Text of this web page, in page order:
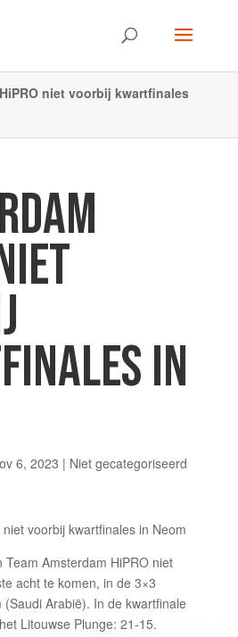
niet voorbij kwartfinales
IN
6, 2023 | Niet gecategoriseerd
Team Amsterdam HiPRO niet
acht te komen, in de 3×3
Arabië). In de kwartfinale
Litouwse Plunge: 21-15.